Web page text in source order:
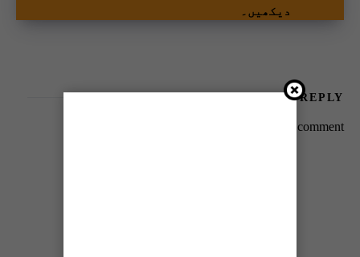
دیکھیں۔
LEAVE A REPLY
to post a comment.